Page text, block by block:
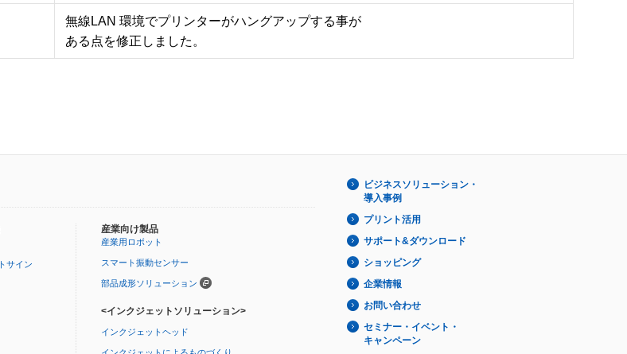
無線LAN 環境でプリンターがハングアップする事が
サイン
産業向け製品
産業用ロボット
スマート振動センサー
部品成形ソリューション
<インクジェットソリューション>
インクジェットヘッド
ビジネスソリューション・
導入事例
プリント活用
サポート&ダウンロード
ショッピング
企業情報
お問い合わせ
セミナー・イベント・
キャンペーン